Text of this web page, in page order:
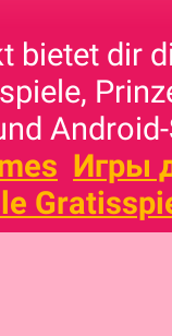
bietet dir
Игры